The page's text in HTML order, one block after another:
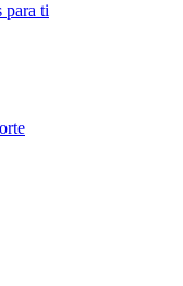
para ti